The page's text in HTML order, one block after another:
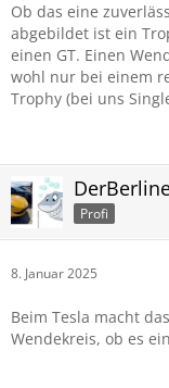
Ob das eine
abgebildet ist ein
einen GT. Einen
wohl nur bei einem
Trophy (bei uns
Profi
8. Januar 2025
Beim Tesla macht
Wendekreis, ob es